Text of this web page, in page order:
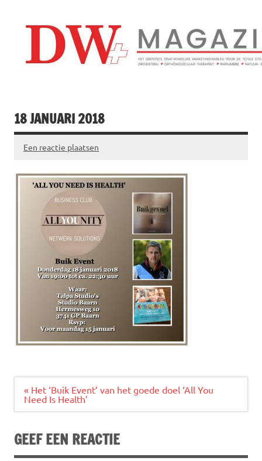
inhoud
18 JANUARI 2018
Een reactie plaatsen
Bericht
navigatie
« Het ‘Buik Event’ van het goede doel ‘All You
Need Is Health’
GEEF EEN REACTIE